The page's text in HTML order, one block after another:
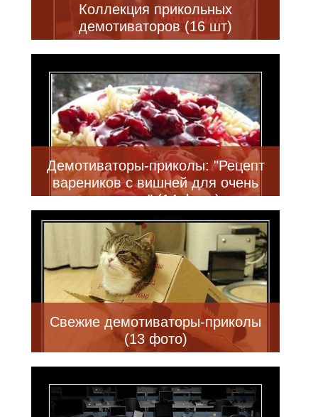
Коллекция прикольных
демотиваторов (16 шт)
Демотиваторы-приколы: "Рецепт
вареников с вишней для очень
ленивых" (14 фото)
Свежие демотиваторы-приколы
(13 фото)